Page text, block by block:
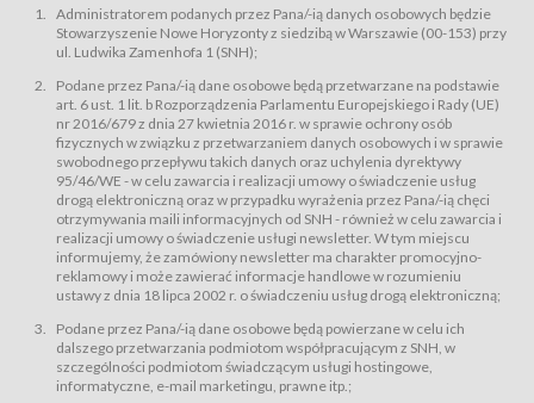
Bilety – wybrane dokumenty potwierdzające zawarcie umowy z
Usługodawcą i uprawniające do wzięcia udziału w Wydarzeniu,
przewidziane przez Usługodawcę dla danego Wydarzenia, tj. uprawniające
do uczestnictwa w wielu albo w pojedynczych seansach filmowych,
Sklep – sklep internetowy prowadzony przez Usługodawcę w Serwisie;
Regulamin – niniejszy regulamin.
§ 2
Postanowienia ogólne
Regulamin określa zasady:
świadczenia Usługobiorcom Usług przez Usługodawcę, z
zastrzeżeniem usług, o których mowa w ust. 2 pkt. 4 i 5 poniżej, których
zasady świadczenia precyzują odrębne regulaminy,
przetwarzania przez Usługodawcę danych osobowych Usługobiorców
będących osobami fizycznymi.
świadczy Usługi drogą elektroniczną w rozumieniu ustawy z dnia 18 lipca
2002 r. o świadczeniu usług drogą elektroniczną (Dz.U. z 2002 r., Nr 144, poz.
1204, z późń. zm.). Usługi świadczone są nieodpłatnie.
usługę przeglądania i odczytywania przez Usługobiorców materiałów
zamieszczanych w Serwisie,
Administratorem podanych przez Pana/-ią danych osobowych będzie
Stowarzyszenie Nowe Horyzonty z siedzibą w Warszawie (00-153) przy
ul. Ludwika Zamenhofa 1 (SNH);
Podane przez Pana/-ią dane osobowe będą przetwarzane na podstawie
art. 6 ust. 1 lit. b Rozporządzenia Parlamentu Europejskiego i Rady (UE)
nr 2016/679 z dnia 27 kwietnia 2016 r. w sprawie ochrony osób
fizycznych w związku z przetwarzaniem danych osobowych i w sprawie
swobodnego przepływu takich danych oraz uchylenia dyrektywy
95/46/WE - w celu zawarcia i realizacji umowy o świadczenie usług
drogą elektroniczną oraz w przypadku wyrażenia przez Pana/-ią chęci
otrzymywania maili informacyjnych od SNH - również w celu zawarcia i
realizacji umowy o świadczenie usługi newsletter. W tym miejscu
informujemy, że zamówiony newsletter ma charakter promocyjno-
reklamowy i może zawierać informacje handlowe w rozumieniu
ustawy z dnia 18 lipca 2002 r. o świadczeniu usług drogą elektroniczną;
Podane przez Pana/-ią dane osobowe będą powierzane w celu ich
dalszego przetwarzania podmiotom współpracującym z SNH, w
szczególności podmiotom świadczącym usługi hostingowe,
informatyczne, e-mail marketingu, prawne itp.;